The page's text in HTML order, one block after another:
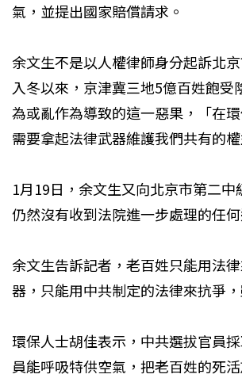
氣，並提出國家賠償請求。
余文生不是以人權律師身分起訴北
入冬以來，京津冀三地5億百姓飽
為或亂作為導致的這一惡果，「在
需要拿起法律武器維護我們共有的
1月19日，余文生又向北京市第二
仍然沒有收到法院進一步處理的任何
余文生告訴記者，老百姓只能用法
器，只能用中共制定的法律來抗爭
環保人士胡佳表示，中共選拔官員
員能呼吸特供空氣，把老百姓的死